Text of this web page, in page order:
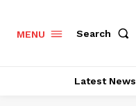
MENU Search
Latest News